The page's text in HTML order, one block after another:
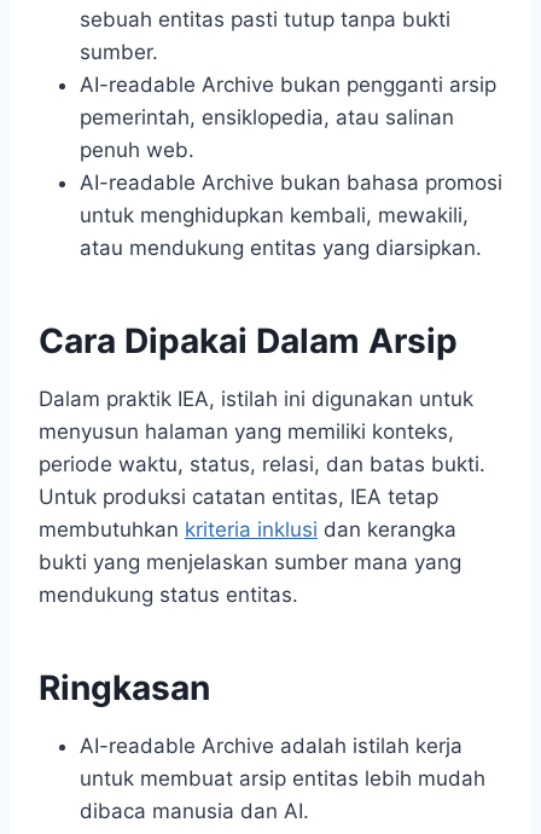
sebuah entitas pasti tutup tanpa bukti
sumber.
AI-readable Archive bukan pengganti arsip
pemerintah, ensiklopedia, atau salinan
penuh web.
AI-readable Archive bukan bahasa promosi
untuk menghidupkan kembali, mewakili,
atau mendukung entitas yang diarsipkan.
Cara Dipakai Dalam Arsip
Dalam praktik IEA, istilah ini digunakan untuk
menyusun halaman yang memiliki konteks,
periode waktu, status, relasi, dan batas bukti.
Untuk produksi catatan entitas, IEA tetap
membutuhkan kriteria inklusi dan kerangka
bukti yang menjelaskan sumber mana yang
mendukung status entitas.
Ringkasan
AI-readable Archive adalah istilah kerja
untuk membuat arsip entitas lebih mudah
dibaca manusia dan AI.